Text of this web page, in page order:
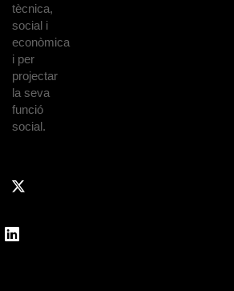
tècnica,
social i
econòmica
i per
projectar
la seva
funció
social.